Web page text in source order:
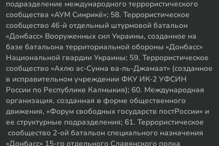
подразделение международного террористического
сообщества «АУМ Синрикё»; 58. Террористическое
сообщество 46-й отдельный штурмовой батальон
«Донбасс» Вооруженных сил Украины, созданное на
базе батальона территориальной обороны «Донбасс»
Национальной гвардии Украины; 59. Террористическое
сообщество «Ахлю ас-Сунна ва-ль-Джамаат» (созданное
в исправительном учреждении ФКУ ИК-2 УФСИН
России по Республике Калмыкия); 60. Международная
организация, созданная в форме общественного
движения, «Форум свободных государств постРоссии» и
ее структурные подразделения; 61. Террористическое
сообщество 2-ой батальон специального назначения
«Донбасс» 15-го отдельного Славянского полка